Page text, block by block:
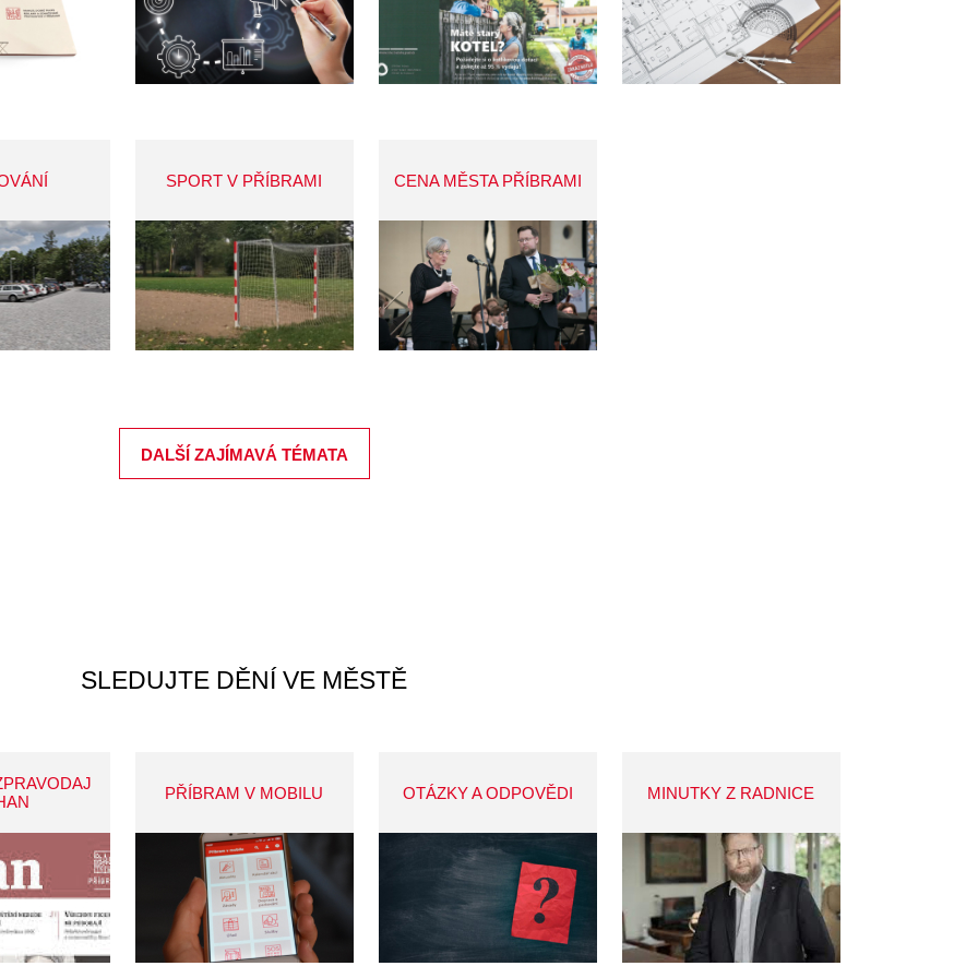
SPORT V PŘÍBRAMI CENA MĚSTA PŘÍBRAMI
DALŠÍ ZAJÍMAVÁ TÉMATA
SLEDUJTE DĚNÍ VE MĚSTĚ
PŘÍBRAM V MOBILU OTÁZKY A ODPOVĚDI MINUTKY Z RADNICE